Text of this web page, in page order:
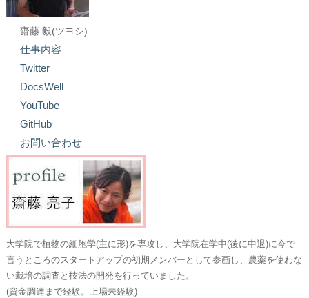
齋藤 毅(ツヨシ)
仕事内容
Twitter
DocsWell
YouTube
GitHub
お問い合わせ
大学院で植物の細胞学(主に形)を専攻し、大学院在学中(後に中退)に今で
言うところのスタートアップの初期メンバーとして参画し、農薬を使わな
い栽培の調査と技法の開発を行っていました。
(資金調達まで経験。上場未経験)